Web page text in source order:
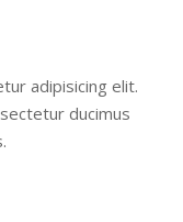
adipisicing elit.
ducimus